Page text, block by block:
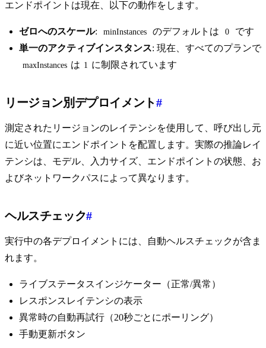
エンドポイントは現在、以下の動作をします。
ゼロへのスケール: minInstances のデフォルトは 0
です
単一のアクティブインスタンス: 現在、すべてのプランで
maxInstances は 1 に制限されています
リージョン別デプロイメント#
測定されたリージョンのレイテンシを使用して、呼び出し元
に近い位置にエンドポイントを配置します。実際の推論レイ
テンシは、モデル、入力サイズ、エンドポイントの状態、お
よびネットワークパスによって異なります。
ヘルスチェック#
実行中の各デプロイメントには、自動ヘルスチェックが含ま
れます。
ライブステータスインジケーター（正常/異常）
レスポンスレイテンシの表示
異常時の自動再試行（20秒ごとにポーリング）
手動更新ボタン